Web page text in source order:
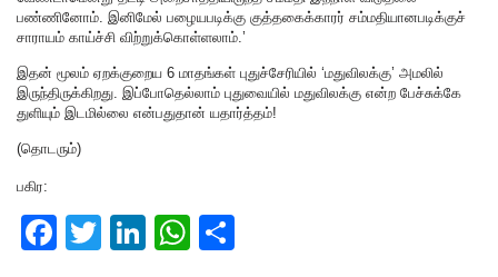
பண்ணினோம். இனிமேல் பழையபடிக்கு குத்தகைக்காரர் சம்மதியானபடிக்குச்
சாராயம் காய்ச்சி விற்றுக்கொள்ளலாம்.’
இதன் மூலம் ஏறக்குறைய 6 மாதங்கள் புதுச்சேரியில் ‘மதுவிலக்கு’ அமலில்
இருந்திருக்கிறது. இப்போதெல்லாம் புதுவையில் மதுவிலக்கு என்ற பேச்சுக்கே
துளியும் இடமில்லை என்பதுதான் யதார்த்தம்!
(தொடரும்)
பகிர:
F
T
Li
W